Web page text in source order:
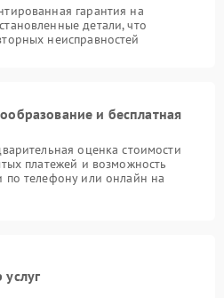
гарантия на
детали, что
неисправностей
и бесплатная
оценка стоимости
платежей и возможность
по телефону или онлайн на